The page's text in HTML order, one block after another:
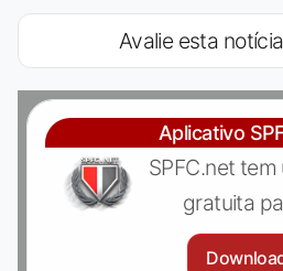
Avalie esta
Aplicativo
SPFC.net
gratuita